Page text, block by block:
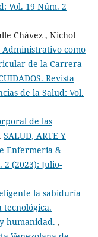
Vol. 19 Núm. 2
Chávez , Nichol
Administrativo como
de la Carrera
Revista
de la Salud: Vol.
de las
SALUD, ARTE Y
Enfermeria &
2 (2023): Julio-
la sabiduría
tecnológica.
humanidad. ,